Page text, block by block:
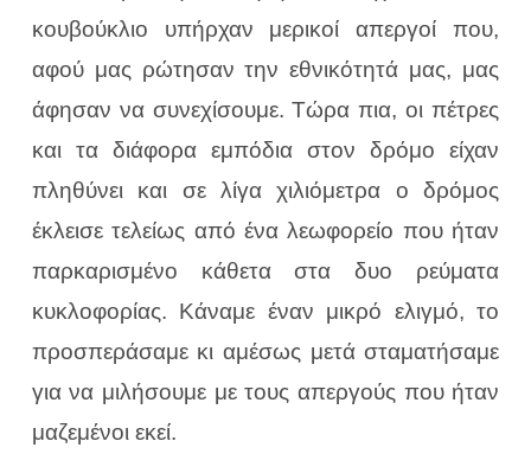
κουβούκλιο υπήρχαν μερικοί απεργοί που,
αφού μας ρώτησαν την εθνικότητά μας, μας
άφησαν να συνεχίσουμε. Τώρα πια, οι πέτρες
και τα διάφορα εμπόδια στον δρόμο είχαν
πληθύνει και σε λίγα χιλιόμετρα ο δρόμος
έκλεισε τελείως από ένα λεωφορείο που ήταν
παρκαρισμένο κάθετα στα δυο ρεύματα
κυκλοφορίας. Κάναμε έναν μικρό ελιγμό, το
προσπεράσαμε κι αμέσως μετά σταματήσαμε
για να μιλήσουμε με τους απεργούς που ήταν
μαζεμένοι εκεί.